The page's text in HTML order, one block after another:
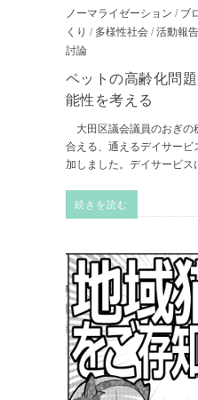
ノーマライゼーション / ブ
くり / 多様性社会 / 活動報告
討論
ペットの高齢化問
能性を考える
大田区議会議員のおぎの
合える、通えるデイサービ
加しました。デイサービス
続きを読む